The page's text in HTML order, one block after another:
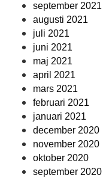
september 2021
augusti 2021
juli 2021
juni 2021
maj 2021
april 2021
mars 2021
februari 2021
januari 2021
december 2020
november 2020
oktober 2020
september 2020